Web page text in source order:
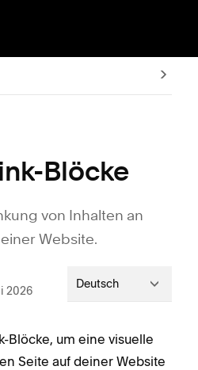
Blöcke
von Inhalten an
Website.
2026 Deutsch
Blöcke, um eine visuelle
Seite auf deiner Website